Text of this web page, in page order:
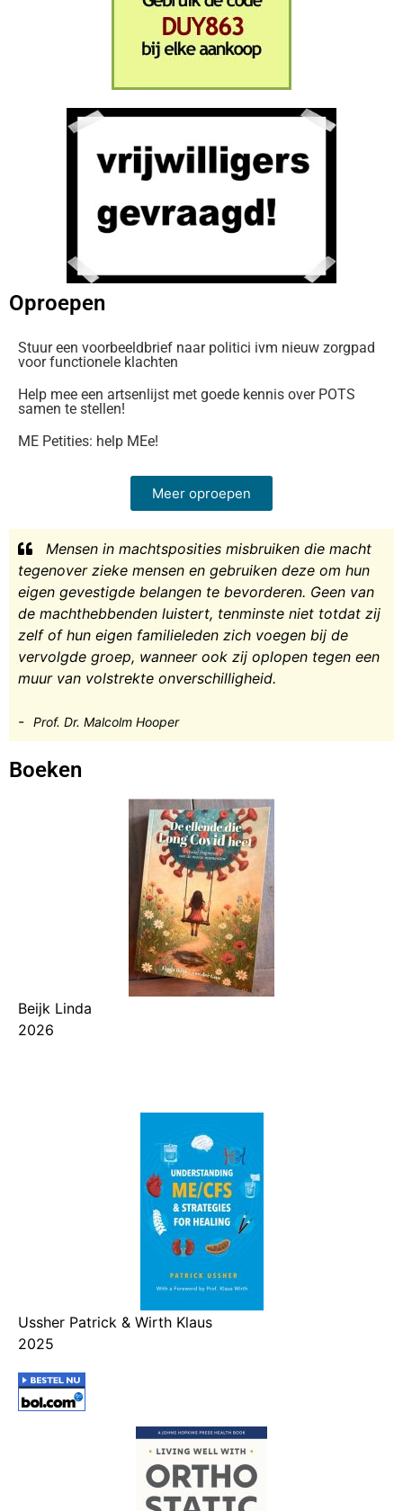
Oproepen
Stuur een voorbeeldbrief naar politici ivm nieuw zorgpad
voor functionele klachten
Help mee een artsenlijst met goede kennis over POTS
samen te stellen!
ME Petities: help MEe!
Meer oproepen
Mensen in machtsposities misbruiken die macht
tegenover zieke mensen en gebruiken deze om hun
eigen gevestigde belangen te bevorderen. Geen van
de machthebbenden luistert, tenminste niet totdat zij
zelf of hun eigen familieleden zich voegen bij de
vervolgde groep, wanneer ook zij oplopen tegen een
muur van volstrekte onverschilligheid.
- Prof. Dr. Malcolm Hooper
Boeken
Beijk Linda
2026
Ussher Patrick & Wirth Klaus
2025